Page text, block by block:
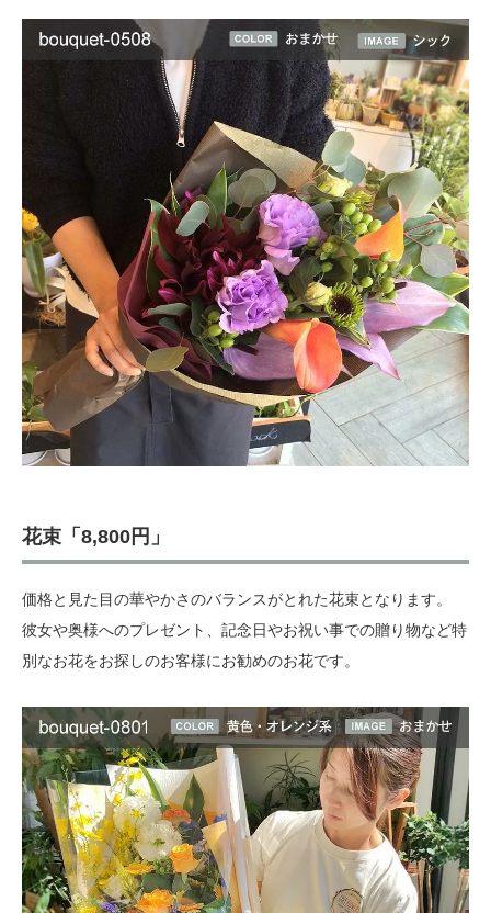
花束「8,800円」
価格と見た目の華やかさのバランスがとれた花束となります。
彼女や奥様へのプレゼント、記念日やお祝い事での贈り物など特
別なお花をお探しのお客様にお勧めのお花です。